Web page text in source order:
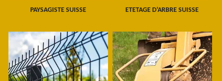
PAYSAGISTE SUISSE ETETAGE D'ARBRE SUISSE